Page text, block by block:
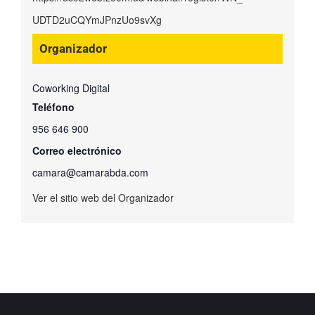
UDTD2uCQYmJPnzUo9svXg
Organizador
Coworking Digital
Teléfono
956 646 900
Correo electrónico
camara@camarabda.com
Ver el sitio web del Organizador